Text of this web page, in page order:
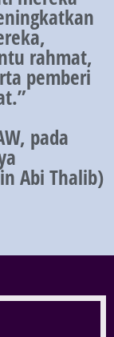
rahmat,
pemberi
pada
Abi Thalib)